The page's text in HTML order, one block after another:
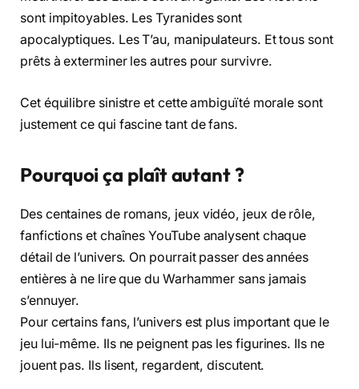
sont impitoyables. Les Tyranides sont
apocalyptiques. Les T’au, manipulateurs. Et tous sont
prêts à exterminer les autres pour survivre.
Cet équilibre sinistre et cette ambiguïté morale sont
justement ce qui fascine tant de fans.
Pourquoi ça plaît autant ?
Des centaines de romans, jeux vidéo, jeux de rôle,
fanfictions et chaînes YouTube analysent chaque
détail de l’univers. On pourrait passer des années
entières à ne lire que du Warhammer sans jamais
s’ennuyer.
Pour certains fans, l’univers est plus important que le
jeu lui-même. Ils ne peignent pas les figurines. Ils ne
jouent pas. Ils lisent, regardent, discutent.